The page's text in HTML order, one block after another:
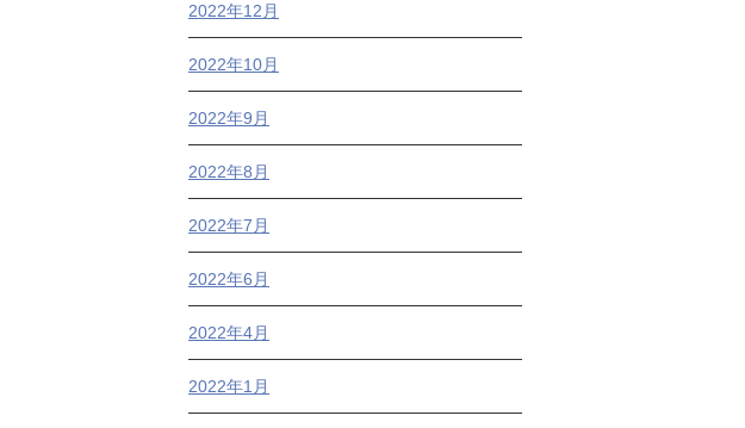
2022年12月
2022年10月
2022年9月
2022年8月
2022年7月
2022年6月
2022年4月
2022年1月